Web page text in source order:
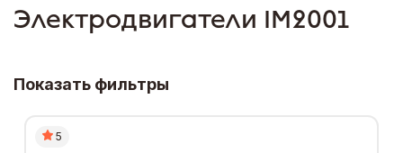
Электродвигатели IM2001
Показать фильтры
5